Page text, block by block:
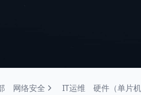
网络安全 IT运维 硬件（单片机